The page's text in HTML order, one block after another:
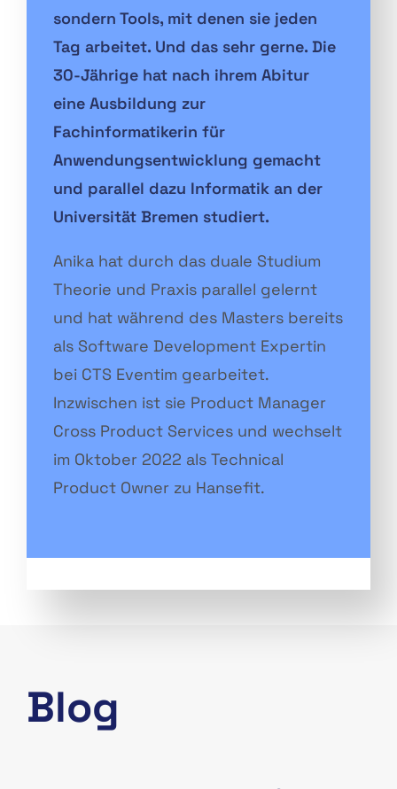
sondern Tools, mit denen sie jeden
Tag arbeitet. Und das sehr gerne. Die
30-Jährige hat nach ihrem Abitur
eine Ausbildung zur
Fachinformatikerin für
Anwendungsentwicklung gemacht
und parallel dazu Informatik an der
Universität Bremen studiert.
Anika hat durch das duale Studium
Theorie und Praxis parallel gelernt
und hat während des Masters bereits
als Software Development Expertin
bei CTS Eventim gearbeitet.
Inzwischen ist sie Product Manager
Cross Product Services und wechselt
im Oktober 2022 als Technical
Product Owner zu Hansefit.
Blog